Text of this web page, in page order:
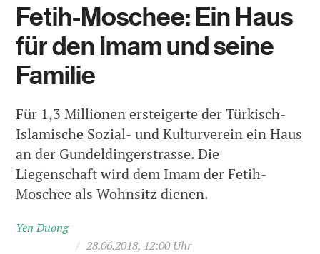
Fetih-Moschee: Ein Haus
für den Imam und seine
Familie
Für 1,3 Millionen ersteigerte der Türkisch-
Islamische Sozial- und Kulturverein ein Haus
an der Gundeldingerstrasse. Die
Liegenschaft wird dem Imam der Fetih-
Moschee als Wohnsitz dienen.
Yen Duong
/ 28.06.2018, 12:00 Uhr